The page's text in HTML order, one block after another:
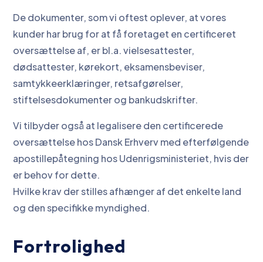
De dokumenter, som vi oftest oplever, at vores
kunder har brug for at få foretaget en certificeret
oversættelse af, er bl.a. vielsesattester,
dødsattester, kørekort, eksamensbeviser,
samtykkeerklæringer, retsafgørelser,
stiftelsesdokumenter og bankudskrifter.
Vi tilbyder også at legalisere den certificerede
oversættelse hos Dansk Erhverv med efterfølgende
apostillepåtegning hos Udenrigsministeriet, hvis der
er behov for dette.
Hvilke krav der stilles afhænger af det enkelte land
og den specifikke myndighed.
Fortrolighed